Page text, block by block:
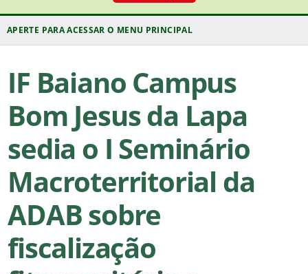
IF Baiano Campus
Bom Jesus da Lapa
sedia o I Seminário
Macroterritorial da
ADAB sobre
fiscalização